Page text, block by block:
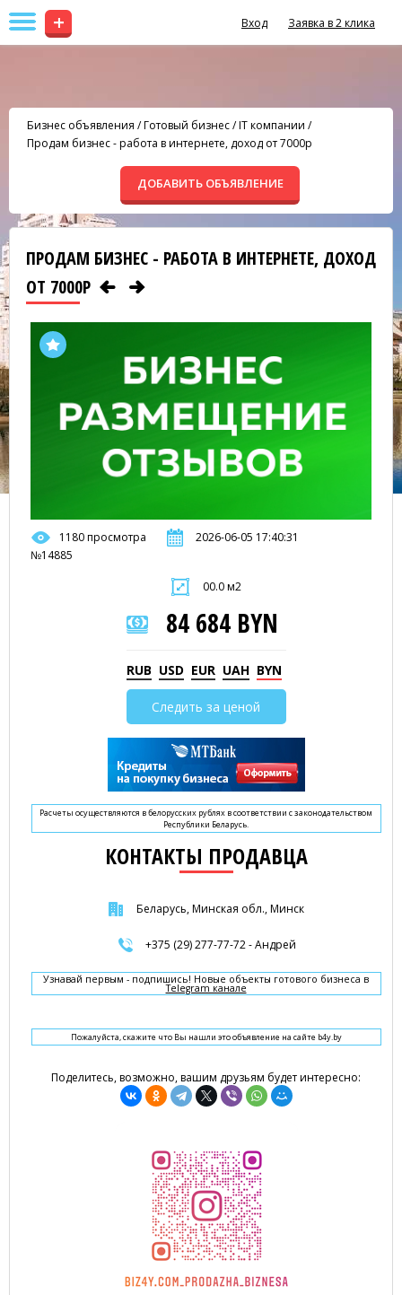
+ Вход Заявка в 2 клика
Бизнес объявления /Готовый бизнес/IT компании /
Продам бизнес - работа в интернете, доход от 7000р
ДОБАВИТЬ ОБЪЯВЛЕНИЕ
ПРОДАМ БИЗНЕС - РАБОТА В ИНТЕРНЕТЕ, ДОХОД
ОТ 7000Р
1180 просмотра
2026-06-05 17:40:31
№14885
00.0 м2
84 684 BYN
RUB USD EUR UAH BYN
Следить за ценой
Расчеты осуществляются в белорусских рублях в соответствии с законодательством
Республики Беларусь.
КОНТАКТЫ ПРОДАВЦА
Беларусь, Минская обл., Минск
+375 (29) 277-77-72 - Андрей
Узнавай первым - подпишись! Новые объекты готового бизнеса в
Telegram канале
Пожалуйста, скажите что Вы нашли это объявление на сайте b4y.by
Поделитесь, возможно, вашим друзьям будет интересно: